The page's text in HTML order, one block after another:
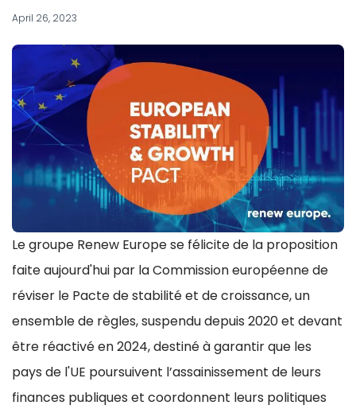
April 26, 2023
Le groupe Renew Europe se félicite de la proposition
faite aujourd'hui par la Commission européenne de
réviser le Pacte de stabilité et de croissance, un
ensemble de règles, suspendu depuis 2020 et devant
être réactivé en 2024, destiné à garantir que les
pays de l'UE poursuivent l’assainissement de leurs
finances publiques et coordonnent leurs politiques